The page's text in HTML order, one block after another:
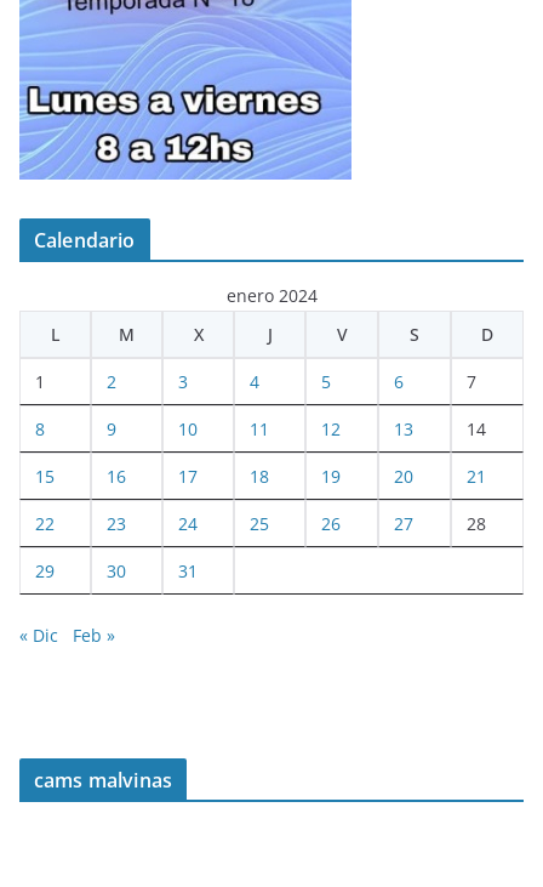
Calendario
enero 2024
L
M X J V S D
1 2 3 4 5 6 7
8 9 10 11 12 13 14
15 16 17 18 19 20 21
22 23 24 25 26 27 28
29 30 31
« Dic Feb »
cams malvinas